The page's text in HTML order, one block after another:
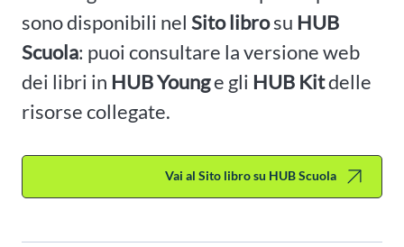
sono disponibili nel Sito librosu HUB
Scuola: puoi consultare la versione web
dei libri in HUB Younge gli HUB Kitdelle
risorse collegate.
Vai al Sito libro su HUB Scuola